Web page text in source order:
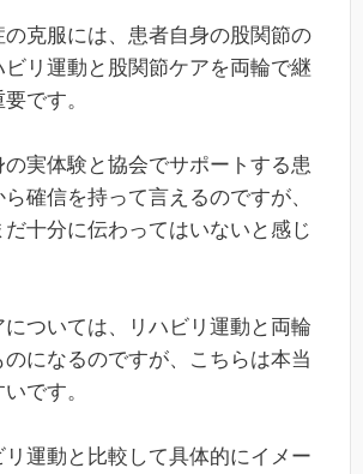
克服には、患者自身の股関節の
リ運動と股関節ケアを両輪で継
です。
の実体験と協会でサポートする患
確信を持って言えるのですが、
十分に伝わってはいないと感じ
ついては、リハビリ運動と両輪
になるのですが、こちらは本当
です。
運動と比較して具体的にイメー